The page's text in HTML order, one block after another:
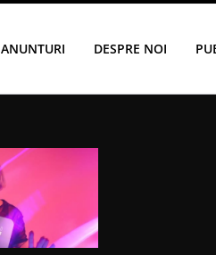
ANUNTURI DESPRE NOI